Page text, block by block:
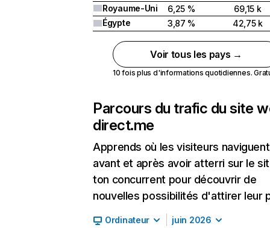
Royaume-Uni
6,25 %
69,15 k
Égypte
3,87 % 42,75 k
Voir tous les pays →
10 fois plus d'informations quotidiennes.
Parcours du trafic du site
direct.me
Apprends où les visiteurs naviguent
avant et après avoir atterri sur le
ton concurrent pour découvrir de
nouvelles possibilités d'attirer leur
Ordinateur juin 2026